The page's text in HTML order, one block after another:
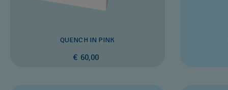
QUENCH IN PINK
€ 60,00